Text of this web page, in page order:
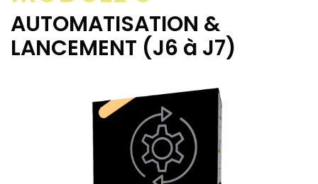
AUTOMATISATION &
LANCEMENT (J6 à J7)